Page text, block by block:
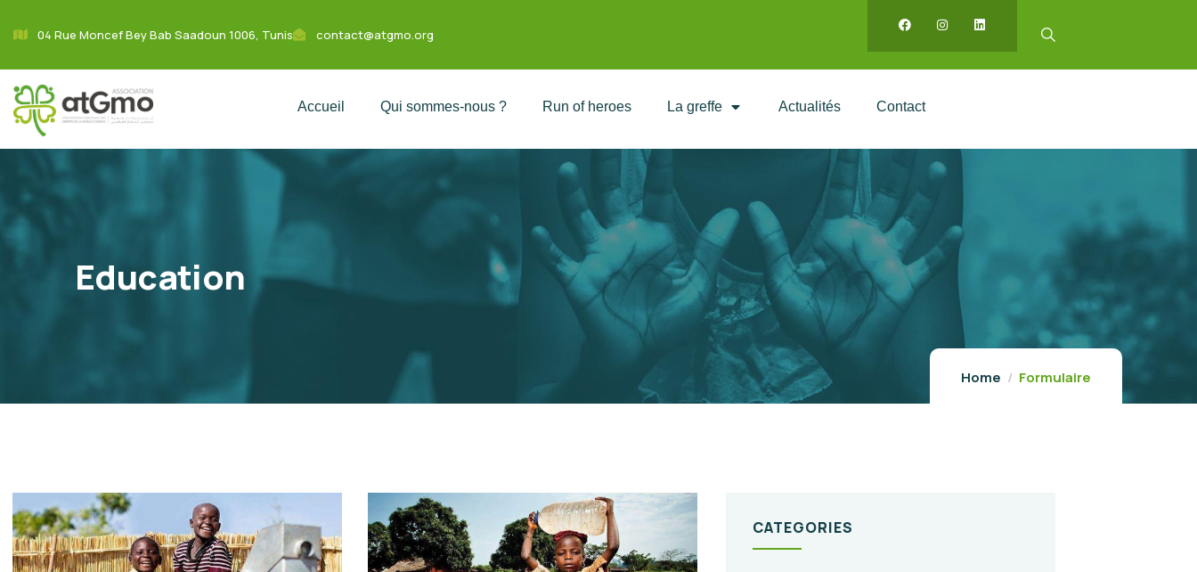
04 Rue Moncef Bey Bab Saadoun 1006, Tunis contact@atgmo.org
Accueil Qui sommes-nous ? Run of heroes La greffe Actualités Contact
Education
Home Formulaire
CATEGORIES